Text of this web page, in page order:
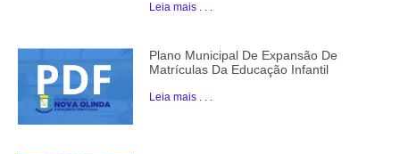
Leia mais . . .
Plano Municipal De Expansão De
Matrículas Da Educação Infantil
Leia mais . . .